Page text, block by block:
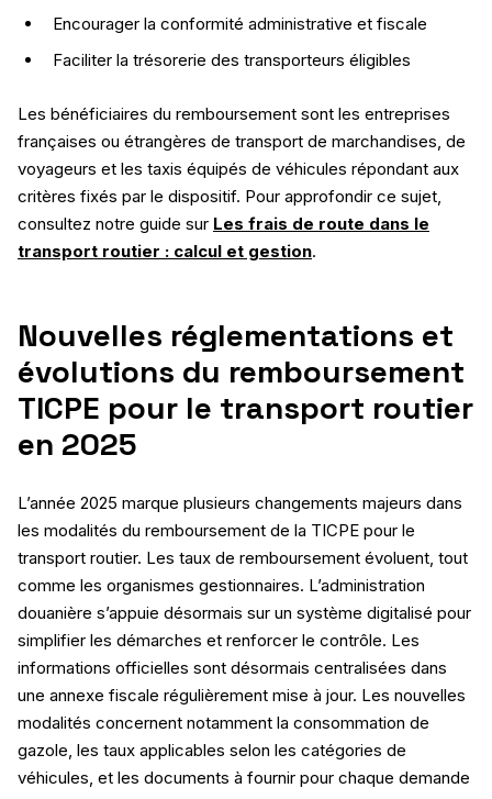
Encourager la conformité administrative et fiscale
Faciliter la trésorerie des transporteurs éligibles
Les bénéficiaires du remboursement sont les entreprises
françaises ou étrangères de transport de marchandises, de
voyageurs et les taxis équipés de véhicules répondant aux
critères fixés par le dispositif. Pour approfondir ce sujet,
consultez notre guide sur Les frais de route dans le
transport routier : calcul et gestion.
Nouvelles réglementations et
évolutions du remboursement
TICPE pour le transport routier
en 2025
L’année 2025 marque plusieurs changements majeurs dans
les modalités du remboursement de la TICPE pour le
transport routier. Les taux de remboursement évoluent, tout
comme les organismes gestionnaires. L’administration
douanière s’appuie désormais sur un système digitalisé pour
simplifier les démarches et renforcer le contrôle. Les
informations officielles sont désormais centralisées dans
une annexe fiscale régulièrement mise à jour. Les nouvelles
modalités concernent notamment la consommation de
gazole, les taux applicables selon les catégories de
véhicules, et les documents à fournir pour chaque demande